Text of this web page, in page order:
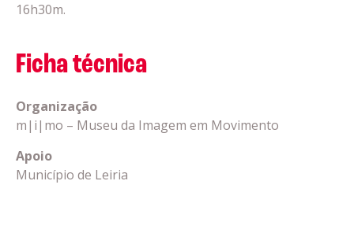
16h30m.
Ficha técnica
Organização
m|i|mo – Museu da Imagem em Movimento
Apoio
Município de Leiria